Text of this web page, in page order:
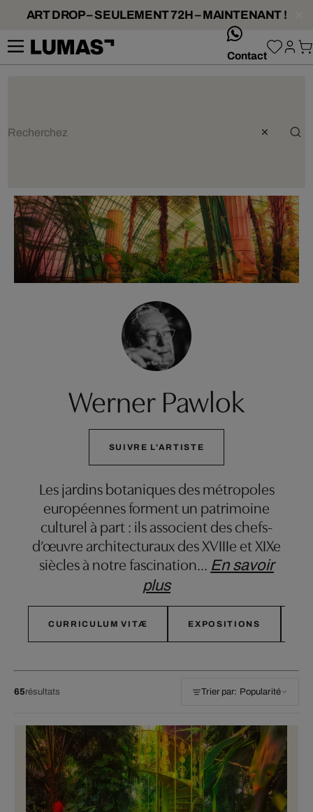
ART DROP – SEULEMENT 72H – MAINTENANT !
Contact
Werner Pawlok
SUIVRE L'ARTISTE
Les jardins botaniques des métropoles
européennes forment un patrimoine
culturel à part : ils associent des chefs-
d’œuvre architecturaux des XVIIIe et XIXe
siècles à notre fascination… En savoir
plus
CURRICULUM VITÆ EXPOSITIONS
65résultats Trier par: Popularité